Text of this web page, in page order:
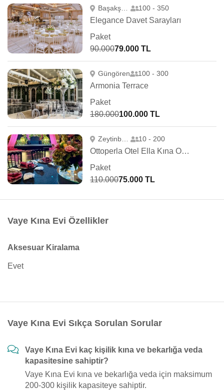
Başakşehir 100 - 350
Elegance Davet Sarayları
Paket
90.00079.000 TL
Güngören 100 - 300
Armonia Terrace
Paket
180.000100.000 TL
Zeytinburnu 10 - 200
Ottoperla Otel Ella Kına Organizasyonu
Paket
110.00075.000 TL
Vaye Kına Evi Özellikler
Aksesuar Kiralama
Evet
Vaye Kına Evi Sıkça Sorulan Sorular
Vaye Kına Evi kaç kişilik kına ve bekarlığa veda
kapasitesine sahiptir?
Vaye Kına Evi kına ve bekarlığa veda için maksimum
200-300 kişilik kapasiteye sahiptir.